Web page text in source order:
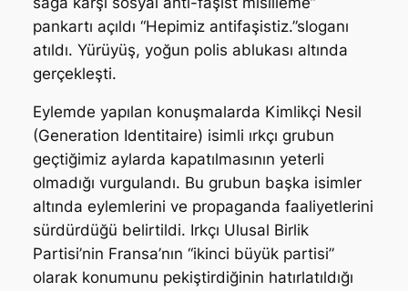
pankartı açıldı “Hepimiz antifaşistiz.”sloganı
atıldı. Yürüyüş, yoğun polis ablukası altında
gerçekleşti.
Eylemde yapılan konuşmalarda Kimlikçi Nesil
(Generation Identitaire) isimli ırkçı grubun
geçtiğimiz aylarda kapatılmasının yeterli
olmadığı vurgulandı. Bu grubun başka isimler
altında eylemlerini ve propaganda faaliyetlerini
sürdürdüğü belirtildi. Irkçı Ulusal Birlik
Partisi’nin Fransa’nın “ikinci büyük partisi”
olarak konumunu pekiştirdiğinin hatırlatıldığı